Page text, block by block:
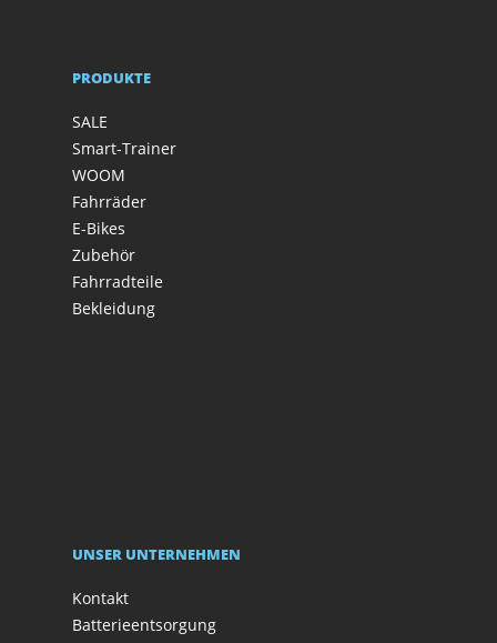
PRODUKTE
SALE
Smart-Trainer
WOOM
Fahrräder
E-Bikes
Zubehör
Fahrradteile
Bekleidung
UNSER UNTERNEHMEN
Kontakt
Batterieentsorgung